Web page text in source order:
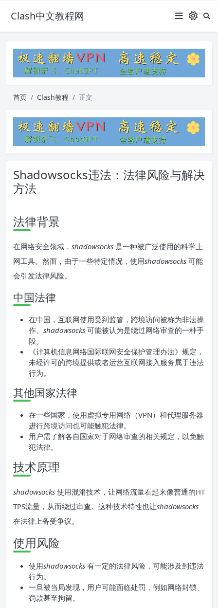
Clash中文教程网
首页 Clash教程 正文
Shadowsocks违法：法律风险与解决
方法
法律背景
在网络安全领域， shadowsocks 是一种被广泛使用的科学上
网工具。然而，由于一些特定情况，使用shadowsocks 可能
会引发法律风险。
中国法律
在中国，互联网使用受到监管，跨境访问被称为非法操
作。 shadowsocks 可能被认为是绕过网络审查的一种手
段。
《计算机信息网络国际联网安全保护管理办法》规定，
未经许可的跨境提供或者运营互联网接入服务属于违法
行为。
其他国家法律
在一些国家，使用虚拟专用网络（VPN）和代理服务器
进行跨境访问也可能触犯法律。
用户需了解各自国家对于网络审查的相关规定，以免触
犯法律。
技术原理
shadowsocks 使用混淆技术，让网络流量看起来像普通的HT
TPS流量，从而绕过审查。这种技术特性也让shadowsocks
在法律上备受争议。
使用风险
使用shadowsocks 有一定的法律风险，可能涉及到违法
行为。
一旦被当局发现，用户可能面临处罚，例如网络封锁、
罚款甚至拘留。